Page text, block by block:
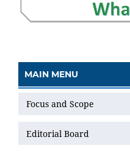
MAIN MENU
Focus and Scope
Editorial Board